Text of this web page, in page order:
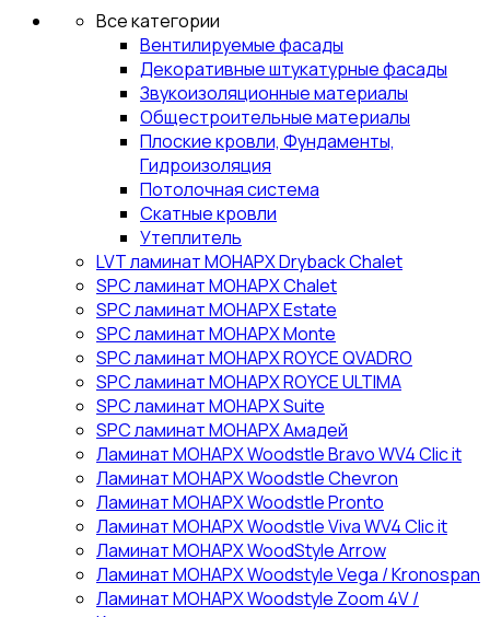
Все категории
Вентилируемые фасады
Декоративные штукатурные фасады
Звукоизоляционные материалы
Общестроительные материалы
Плоские кровли, Фундаменты,
Гидроизоляция
Потолочная система
Скатные кровли
Утеплитель
LVT ламинат МОНАРХ Dryback Chalet
SPC ламинат МОНАРХ Chalet
SPC ламинат МОНАРХ Estate
SPC ламинат МОНАРХ Monte
SPC ламинат МОНАРХ ROYCE QVADRO
SPC ламинат МОНАРХ ROYCE ULTIMA
SPC ламинат МОНАРХ Suite
SPC ламинат МОНАРХ Амадей
Ламинат МОНАРХ Woodstle Bravo WV4 Clic it
Ламинат МОНАРХ Woodstle Chevron
Ламинат МОНАРХ Woodstle Pronto
Ламинат МОНАРХ Woodstle Viva WV4 Clic it
Ламинат МОНАРХ WoodStyle Arrow
Ламинат МОНАРХ Woodstyle Vega / Kronospan
Ламинат МОНАРХ Woodstyle Zoom 4V /